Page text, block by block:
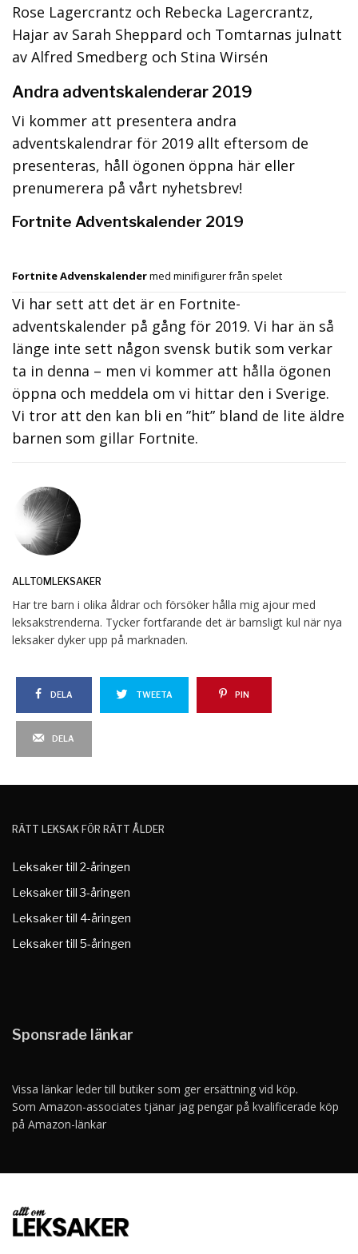
Rose Lagercrantz och Rebecka Lagercrantz,
Hajar av Sarah Sheppard och Tomtarnas julnatt
av Alfred Smedberg och Stina Wirsén
Andra adventskalenderar 2019
Vi kommer att presentera andra
adventskalendrar för 2019 allt eftersom de
presenteras, håll ögonen öppna här eller
prenumerera på vårt nyhetsbrev!
Fortnite Adventskalender 2019
Fortnite Advenskalendermed minifigurer från spelet
Vi har sett att det är en Fortnite-
adventskalender på gång för 2019. Vi har än så
länge inte sett någon svensk butik som verkar
ta in denna – men vi kommer att hålla ögonen
öppna och meddela om vi hittar den i Sverige.
Vi tror att den kan bli en ”hit” bland de lite äldre
barnen som gillar Fortnite.
ALLTOMLEKSAKER
Har tre barn i olika åldrar och försöker hålla mig ajour med
leksakstrenderna. Tycker fortfarande det är barnsligt kul när nya
leksaker dyker upp på marknaden.
DELA TWEETA PIN
DELA
RÄTT LEKSAK FÖR RÄTT ÅLDER
Leksaker till 2-åringen
Leksaker till 3-åringen
Leksaker till 4-åringen
Leksaker till 5-åringen
Sponsrade länkar
Vissa länkar leder till butiker som ger ersättning vid köp.
Som Amazon-associates tjänar jag pengar på kvalificerade köp
på Amazon-länkar